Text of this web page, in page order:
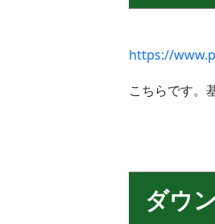
https://
こちらです。
ダウ